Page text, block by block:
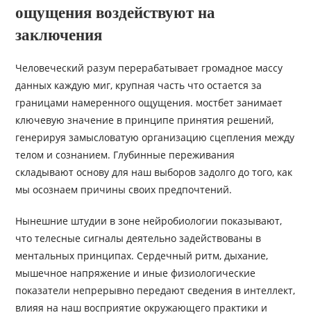
ощущения воздействуют на
заключения
Человеческий разум перерабатывает громадное массу
данных каждую миг, крупная часть что остается за
границами намеренного ощущения. мостбет занимает
ключевую значение в принципе принятия решений,
генерируя замысловатую организацию сцепления между
телом и сознанием. Глубинные переживания
складывают основу для наш выборов задолго до того, как
мы осознаем причины своих предпочтений.
Нынешние штудии в зоне нейробиологии показывают,
что телесные сигналы деятельно задействованы в
ментальных принципах. Сердечный ритм, дыхание,
мышечное напряжение и иные физиологические
показатели непрерывно передают сведения в интеллект,
влияя на наш восприятие окружающего практики и